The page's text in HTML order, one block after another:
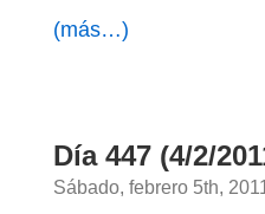
(más…)
Día 447 (4/2/
Sábado, febrero 5th,